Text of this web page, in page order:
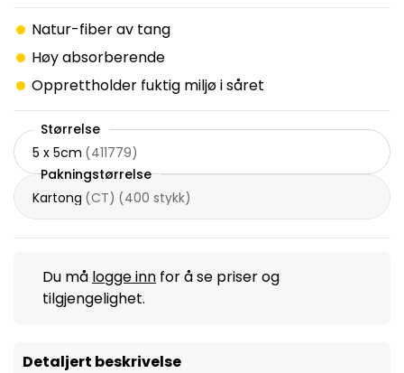
Natur-fiber av tang
Høy absorberende
Opprettholder fuktig miljø i såret
Størrelse
5 x 5cm (411779)
Pakningstørrelse
Kartong (CT) (400 stykk)
Du må logge inn for å se priser og
tilgjengelighet.
Detaljert beskrivelse